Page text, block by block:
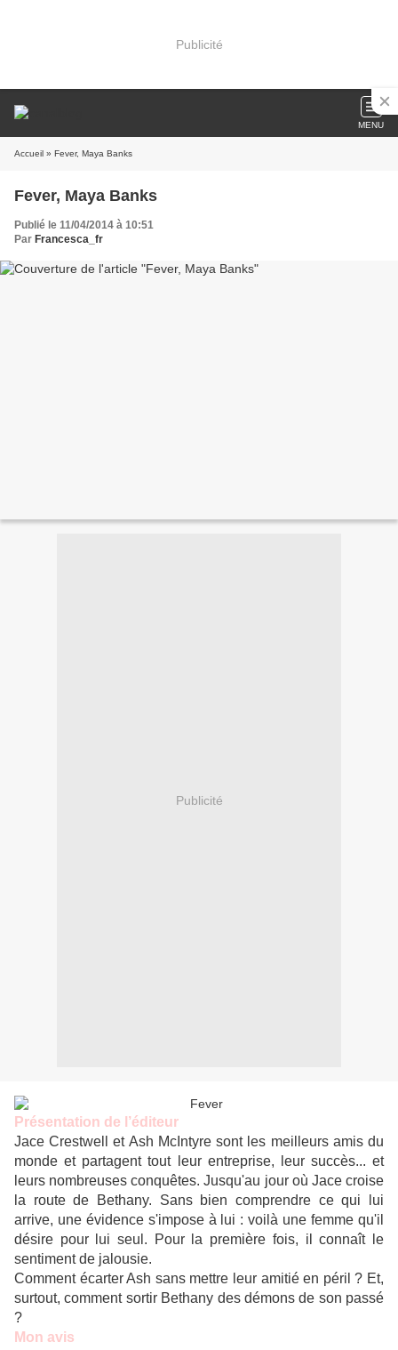
Publicité
MENU
Accueil » Fever, Maya Banks
Fever, Maya Banks
Publié le 11/04/2014 à 10:51
Par Francesca_fr
Publicité
Présentation de l’éditeur
Jace Crestwell et Ash McIntyre sont les meilleurs amis du
monde et partagent tout leur entreprise, leur succès... et
leurs nombreuses conquêtes. Jusqu'au jour où Jace croise
la route de Bethany. Sans bien comprendre ce qui lui
arrive, une évidence s'impose à lui : voilà une femme qu'il
désire pour lui seul. Pour la première fois, il connaît le
sentiment de jalousie.
Comment écarter Ash sans mettre leur amitié en péril ? Et,
surtout, comment sortir Bethany des démons de son passé
?
Mon avis